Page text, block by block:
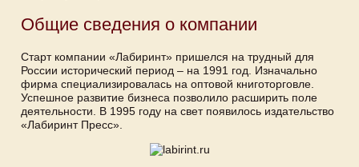
Общие сведения о компании
Старт компании «Лабиринт» пришелся на трудный для
России исторический период – на 1991 год. Изначально
фирма специализировалась на оптовой книготорговле.
Успешное развитие бизнеса позволило расширить поле
деятельности. В 1995 году на свет появилось издательство
«Лабиринт Пресс».